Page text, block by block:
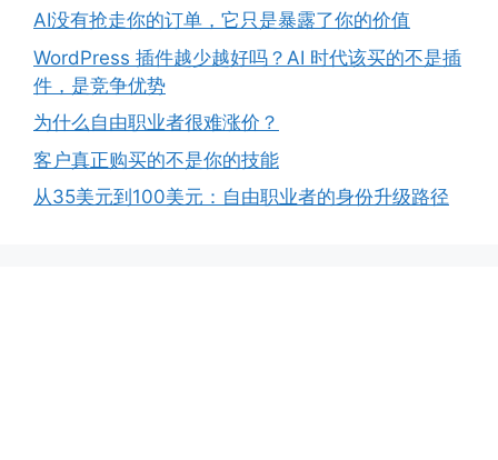
AI没有抢走你的订单，它只是暴露了你的价值
WordPress 插件越少越好吗？AI 时代该买的不是插
件，是竞争优势
为什么自由职业者很难涨价？
客户真正购买的不是你的技能
从35美元到100美元：自由职业者的身份升级路径